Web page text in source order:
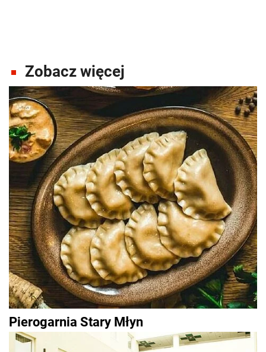
Zobacz więcej
Pierogarnia Stary Młyn